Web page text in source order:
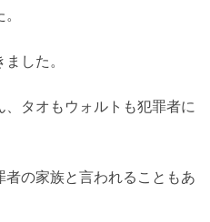
した。
タオもウォルトも犯罪者に
の家族と言われることもあ